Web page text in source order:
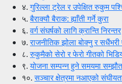
४.गुरिल्ला ट्रेल र उपेक्षित रुकुम
५.बैराक्यौ बैराक: ह्याँती गर्ने कुरा
६.वर्ग संघर्षको लागि क्रान्ति निरन्तर
७.राजनीतिक झोला बोक्नु र सधैंभरी
८.रुकुमैको सेरो र फेरो गीतको
९.योजना सम्पन्न हुने समयमा
१०.सञ्चार क्षेत्रमा नआएको